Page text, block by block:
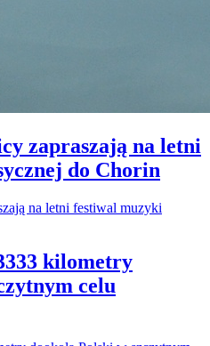
zapraszają na letni
do Chorin
kilometry
celu